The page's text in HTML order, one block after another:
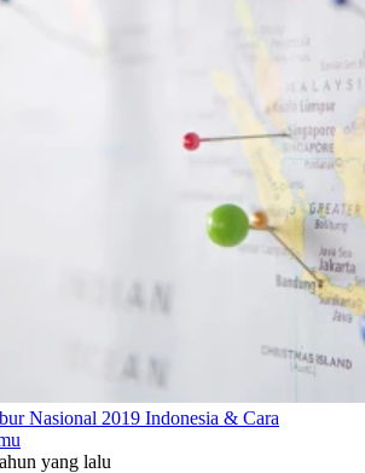
Nasional 2019 Indonesia & Cara
yang lalu